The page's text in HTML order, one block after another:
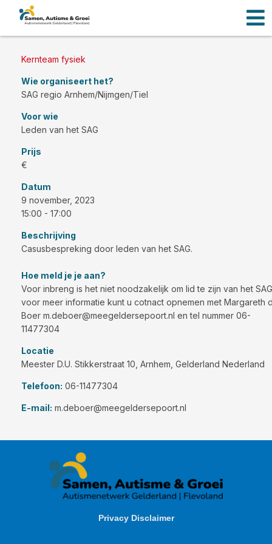
Kernteam fysiek
Wie organiseert het?
SAG regio Arnhem/Nijmgen/Tiel
Voor wie
Leden van het SAG
Prijs
€
Datum
9 november, 2023
15:00 - 17:00
Beschrijving
Casusbespreking door leden van het SAG.
Hoe meld je je aan?
Voor inbreng is het niet noodzakelijk om lid te zijn van het
voor meer informatie kunt u cotnact opnemen met Margareth
Boer m.deboer@meegeldersepoort.nl en tel nummer 06-
11477304
Locatie
Meester D.U. Stikkerstraat 10, Arnhem, Gelderland Nederland
Telefoon: 06-11477304
E-mail: m.deboer@meegeldersepoort.nl
Privacy Disclaimer